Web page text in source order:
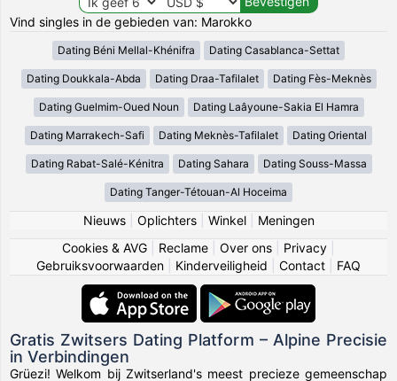
Vind singles in de gebieden van: Marokko
Dating Béni Mellal-Khénifra Dating Casablanca-Settat
Dating Doukkala-Abda Dating Draa-Tafilalet Dating Fès-Meknès
Dating Guelmim-Oued Noun Dating Laâyoune-Sakia El Hamra
Dating Marrakech-Safi Dating Meknès-Tafilalet Dating Oriental
Dating Rabat-Salé-Kénitra Dating Sahara Dating Souss-Massa
Dating Tanger-Tétouan-Al Hoceima
Nieuws| Oplichters| Winkel| Meningen
Cookies & AVG
Reclame Over ons Privacy
Gebruiksvoorwaarden
Kinderveiligheid Contact FAQ
Gratis Zwitsers Dating Platform – Alpine Precisie
in Verbindingen
Grüezi! Welkom bij Zwitserland's meest precieze gemeenschap